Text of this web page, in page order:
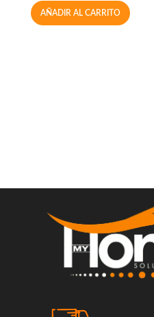
AÑADIR AL CARRITO